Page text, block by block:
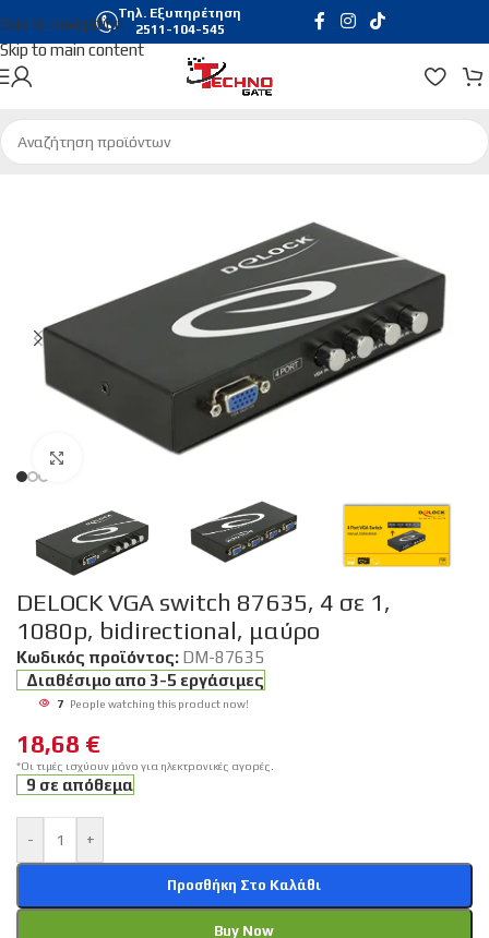
Skip to navigation
Skip to main content
Τηλ. Εξυπηρέτηση
2511-104-545
Αρχική σελίδα/General
Click to enlarge
DELOCK VGA switch 87635, 4 σε 1,
1080p, bidirectional, μαύρο
Κωδικός προϊόντος: DM-87635
Διαθέσιμο απο 3-5 εργάσιμες
7 People watching this product now!
18,68 €
*Οι τιμές ισχύουν μόνο για ηλεκτρονικές αγορές.
9 σε απόθεμα
- +
Προσθήκη Στο Καλάθι
Buy Now